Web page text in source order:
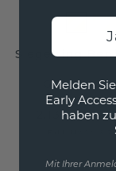
Siegelring
Gold/
2.132,- €
Exkl. MwSt. &
Melden
Early
haben
Mit Ihrer